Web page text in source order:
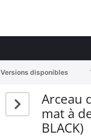
Versions disponibles
Arceau
mat à
BLACK)